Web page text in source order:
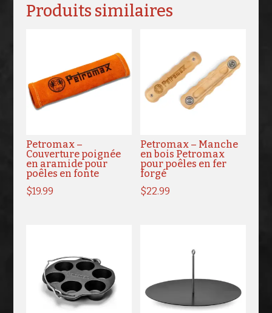
Produits similaires
Petromax –
Couverture poignée
en aramide pour
poêles en fonte
$19.99
Petromax – Manche
en bois Petromax
pour poêles en fer
forgé
$22.99